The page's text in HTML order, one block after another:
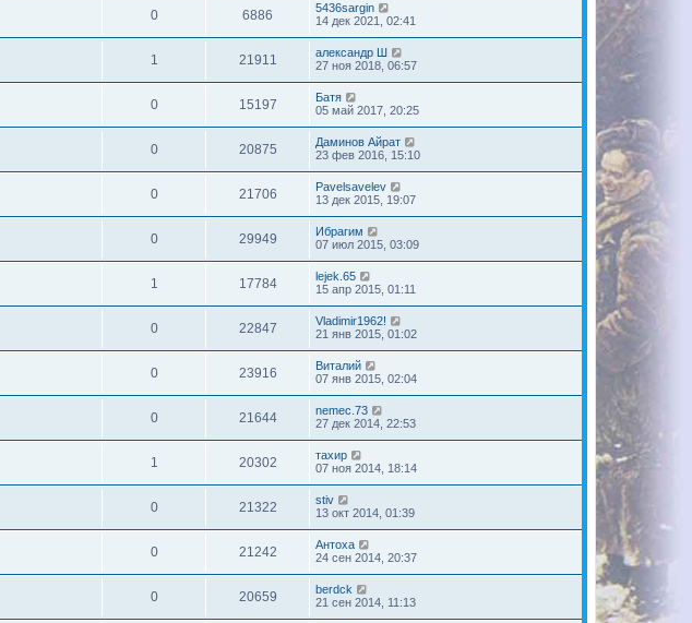
0 6886
5436sargin
14 дек 2021, 02:41
1 21911
александр Ш
27 ноя 2018, 06:57
0 15197
Батя
05 май 2017, 20:25
0 20875
Даминов Айрат
23 фев 2016, 15:10
0 21706
Pavelsavelev
13 дек 2015, 19:07
0 29949
Ибрагим
07 июл 2015, 03:09
1 17784
lejek.65
15 апр 2015, 01:11
0 22847
Vladimir1962!
21 янв 2015, 01:02
0 23916
Виталий
07 янв 2015, 02:04
0 21644
nemec.73
27 дек 2014, 22:53
1 20302
тахир
07 ноя 2014, 18:14
0 21322
stiv
13 окт 2014, 01:39
0 21242
Антоха
24 сен 2014, 20:37
0 20659
berdck
21 сен 2014, 11:13